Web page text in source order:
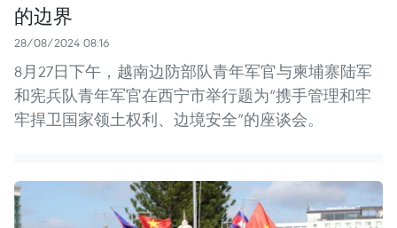
的边界
28/08/2024 08:16
8月27日下午，越南边防部队青年军官与柬埔寨陆军
和宪兵队青年军官在西宁市举行题为“携手管理和牢
牢捍卫国家领土权利、边境安全”的座谈会。